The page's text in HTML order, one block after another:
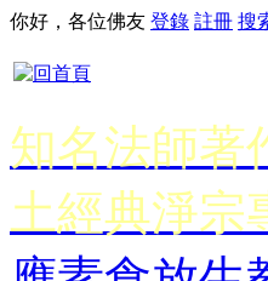
你好，各位佛友 登錄 註冊 搜
知名法師著
土經典淨宗